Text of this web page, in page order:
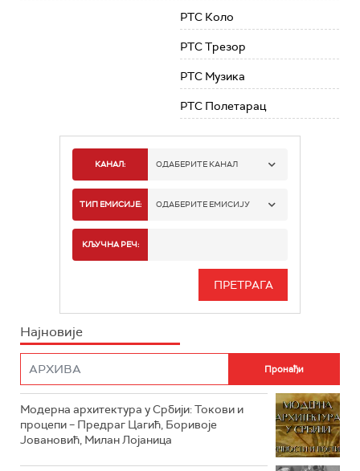
РТС Коло
РТС Трезор
РТС Музика
РТС Полетарац
КАНАЛ: ОДАБЕРИТЕ КАНАЛ
РТС 1
РТС 3
РТС ЖИВОТ
ТИП ЕМИСИЈЕ: ОДАБЕРИТЕ ЕМИСИЈУ
ИНФО
КЉУЧНА РЕЧ:
Најновије
Модерна архитектура у Србији: Токови и
процепи – Предраг Цагић, Боривоје
Јовановић, Милан Лојаница